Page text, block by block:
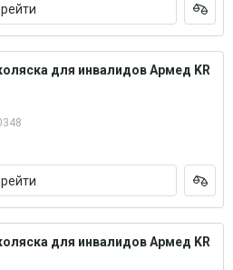
для инвалидов Армед KR
для инвалидов Армед KR